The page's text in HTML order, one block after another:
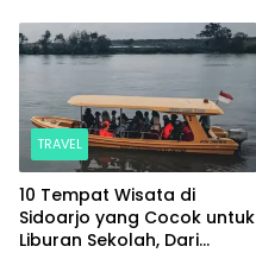
TRAVEL
10 Tempat Wisata di
Sidoarjo yang Cocok untuk
Liburan Sekolah, Dari